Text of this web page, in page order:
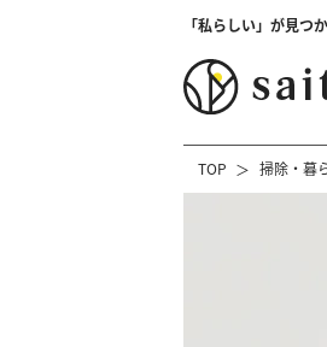
「私らしい」が見つ
TOP 掃除・暮